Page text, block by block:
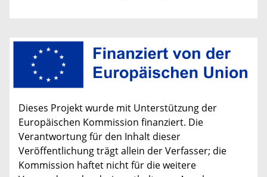
Dieses Projekt wurde mit Unterstützung der
Europäischen Kommission finanziert. Die
Verantwortung für den Inhalt dieser
Veröffentlichung trägt allein der Verfasser; die
Kommission haftet nicht für die weitere